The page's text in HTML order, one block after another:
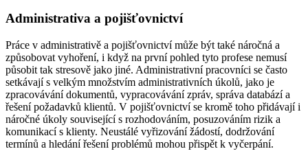
Administrativa a pojišťovnictví
Práce v administrativě a pojišťovnictví může být také náročná a
způsobovat vyhoření, i když na první pohled tyto profese nemusí
působit tak stresově jako jiné. Administrativní pracovníci se často
setkávají s velkým množstvím administrativních úkolů, jako je
zpracovávání dokumentů, vypracovávání zpráv, správa databází a
řešení požadavků klientů. V pojišťovnictví se kromě toho přidávají i
náročné úkoly související s rozhodováním, posuzováním rizik a
komunikací s klienty. Neustálé vyřizování žádostí, dodržování
termínů a hledání řešení problémů mohou přispět k vyčerpání.